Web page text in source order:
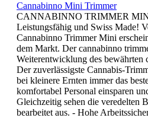
Cannabinno Mini Trimmer
CANNABINNO TRIMMER
Leistungsfähig und Swiss Made!
Cannabinno Trimmer Mini
dem Markt. Der cannabinno
Weiterentwicklung des bewährten
Der zuverlässigste Cannabis-
bei kleinere Ernten immer das
komfortabel Personal einsparen
Gleichzeitig sehen die veredelten
bearbeitet aus. - Hohe